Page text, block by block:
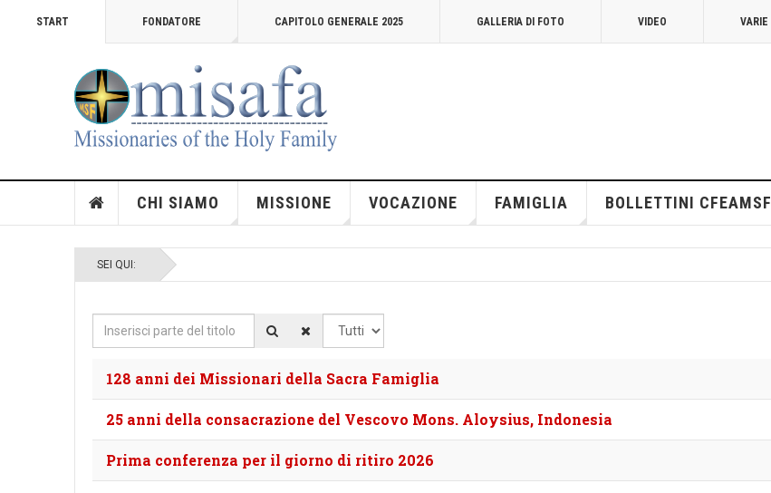
START FONDATORE CAPITOLO GENERALE 2025 GALLERIA DI FOTO VIDEO VARIE
CHI SIAMO MISSIONE VOCAZIONE FAMIGLIA BOLLETTINI CFEAMSF
SEI QUI:
Inserisci parte del titolo Visualizza #
128 anni dei Missionari della Sacra Famiglia
25 anni della consacrazione del Vescovo Mons. Aloysius, Indonesia
Prima conferenza per il giorno di ritiro 2026